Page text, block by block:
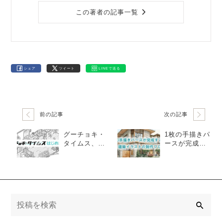
この著者の記事一覧
シェア ツイート LINEで送る
前の記事
グーチョキ・
タイムス、は
次の記事
1枚の手描きパ
ースが完成す